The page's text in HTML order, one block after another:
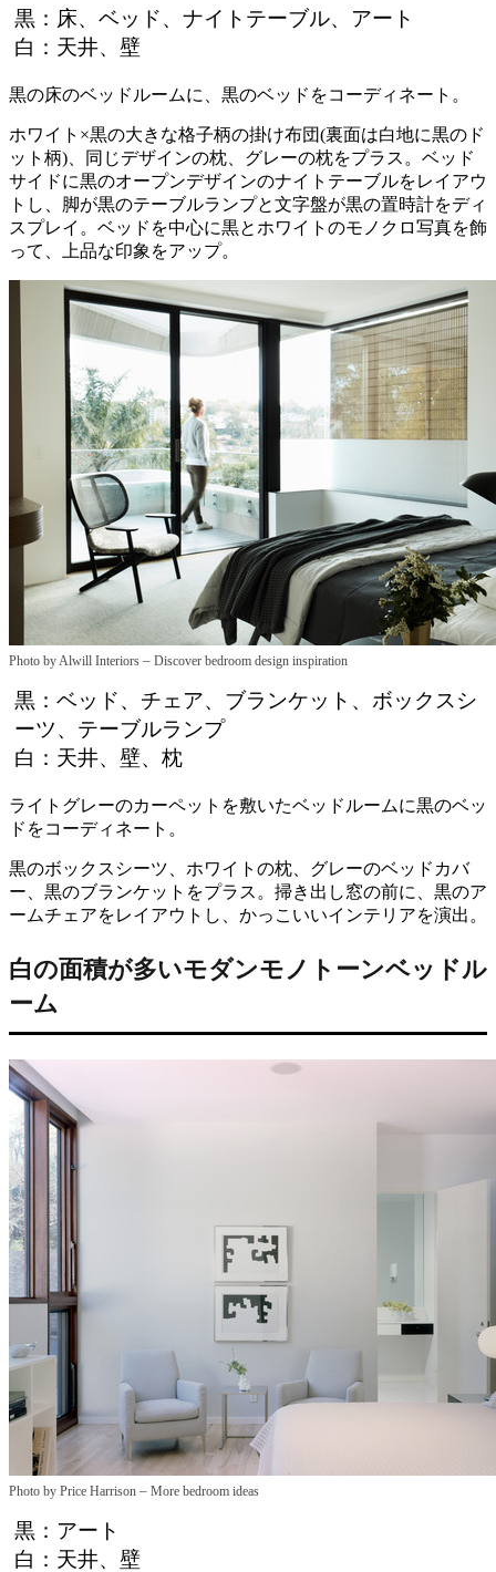
黒：床、ベッド、ナイトテーブル、アート
白：天井、壁
黒の床のベッドルームに、黒のベッドをコーディネート。
ホワイト×黒の大きな格子柄の掛け布団(裏面は白地に黒のド
ット柄)、同じデザインの枕、グレーの枕をプラス。ベッド
サイドに黒のオープンデザインのナイトテーブルをレイアウ
トし、脚が黒のテーブルランプと文字盤が黒の置時計をディ
スプレイ。ベッドを中心に黒とホワイトのモノクロ写真を飾
って、上品な印象をアップ。
Photo by Alwill Interiors – Discover bedroom design inspiration
黒：ベッド、チェア、ブランケット、ボックスシ
ーツ、テーブルランプ
白：天井、壁、枕
ライトグレーのカーペットを敷いたベッドルームに黒のベッ
ドをコーディネート。
黒のボックスシーツ、ホワイトの枕、グレーのベッドカバ
ー、黒のブランケットをプラス。掃き出し窓の前に、黒のア
ームチェアをレイアウトし、かっこいいインテリアを演出。
白の面積が多いモダンモノトーンベッドル
ーム
Photo by Price Harrison – More bedroom ideas
黒：アート
白：天井、壁